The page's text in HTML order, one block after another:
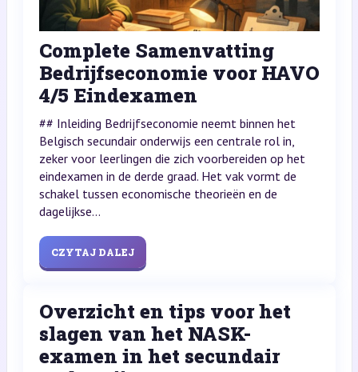
Complete Samenvatting
Bedrijfseconomie voor HAVO
4/5 Eindexamen
## Inleiding Bedrijfseconomie neemt binnen het
Belgisch secundair onderwijs een centrale rol in,
zeker voor leerlingen die zich voorbereiden op het
eindexamen in de derde graad. Het vak vormt de
schakel tussen economische theorieën en de
dagelijkse...
CZYTAJ DALEJ
Overzicht en tips voor het
slagen van het NASK-
examen in het secundair